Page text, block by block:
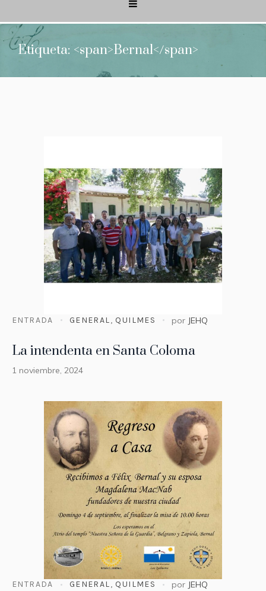
Etiqueta: <span>Bernal</span>
ENTRADA GENERAL, QUILMES por JEHQ
La intendenta en Santa Coloma
1 noviembre, 2024
ENTRADA GENERAL, QUILMES por JEHQ